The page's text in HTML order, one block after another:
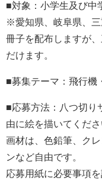
■対象：小学生及び中
※愛知県、岐阜県、
冊子を配布しますが
だけます。
■募集テーマ：飛行機
■応募方法：八つ切り
由に絵を描いてくださ
画材は、色鉛筆、ク
ンなど自由です。
応募用紙に必要事項